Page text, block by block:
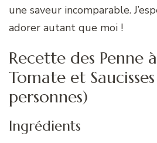
une saveur incomparable.
adorer autant que moi !
Recette des Penne
Tomate et
personnes)
Ingrédients